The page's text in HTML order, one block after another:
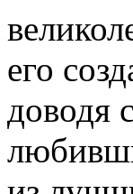
его
доводя